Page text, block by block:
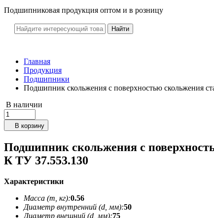
Подшипниковая продукция оптом и в розницу
Главная
Продукция
Подшипники
Подшипник скольжения с поверхностью скольжения
В наличии
В корзину
Подшипник скольжения с
К ТУ 37.553.130
Характеристики
Масса (m, кг):0.56
Диаметр внутренний (d, мм):50
Диаметр внешний (d, мм):75